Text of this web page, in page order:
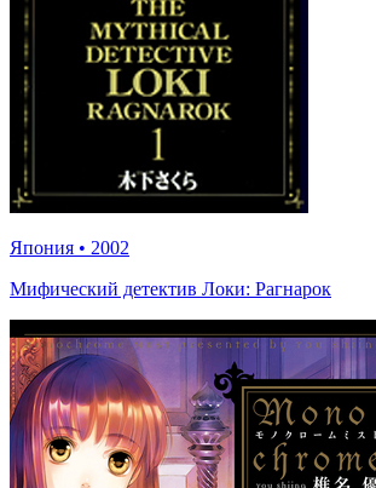
Япония • 2002
Мифический детектив Локи: Рагнарок